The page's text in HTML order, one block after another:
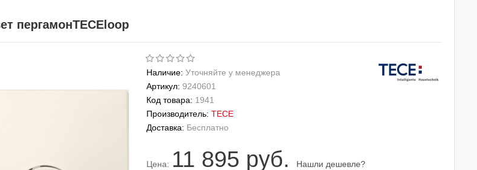
пергамонTECEloop
Наличие: Уточняйте у менеджера
Артикул: 9240601
Код товара: 1941
Производитель: TECE
Доставка: Бесплатно
Цена: 11 895 руб. Нашли дешевле?